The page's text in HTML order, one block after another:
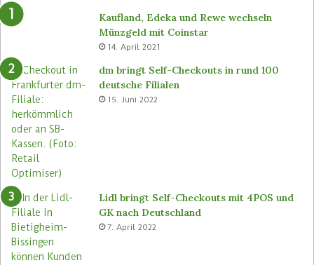
Kaufland, Edeka und Rewe wechseln
Münzgeld mit Coinstar
14. April 2021
dm bringt Self-Checkouts in rund 100
deutsche Filialen
15. Juni 2022
Lidl bringt Self-Checkouts mit 4POS und
GK nach Deutschland
7. April 2022